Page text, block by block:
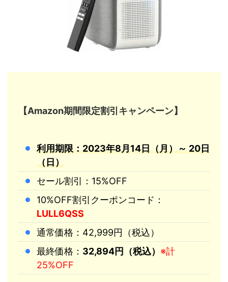
【Amazon期間限定割引キャンペーン】
利用期限：2023年8月14日（月）～ 20日
（日）
セール割引：15%OFF
10%OFF割引クーポンコード：
LULL6QSS
通常価格：42,999円（税込）
最終価格： 32,894円（税込） ※計
25%OFF